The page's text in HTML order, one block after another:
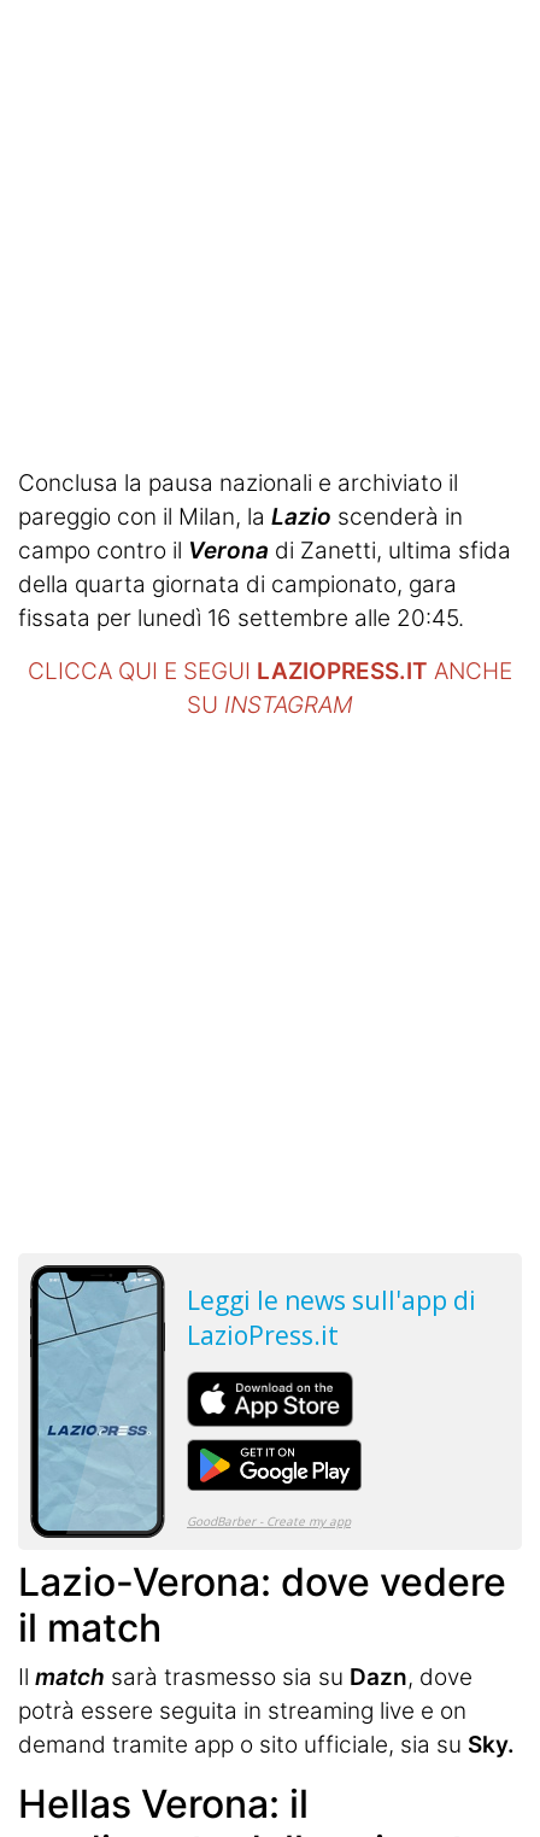
Conclusa la pausa nazionali e archiviato il
pareggio con il Milan, la Lazio scenderà in
campo contro il Verona di Zanetti, ultima sfida
della quarta giornata di campionato, gara
fissata per lunedì 16 settembre alle 20:45.
CLICCA QUI E SEGUI LAZIOPRESS.IT ANCHE
SU INSTAGRAM
Lazio-Verona: dove vedere
il match
Il match sarà trasmesso sia su Dazn, dove
potrà essere seguita in streaming live e on
demand tramite app o sito ufficiale, sia su Sky.
Hellas Verona: il